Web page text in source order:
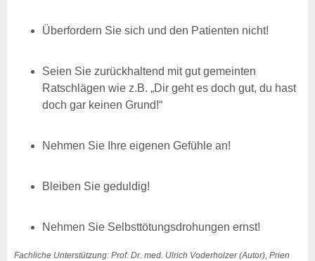
Überfordern Sie sich und den Patienten nicht!
Seien Sie zurückhaltend mit gut gemeinten
Ratschlägen wie z.B. „Dir geht es doch gut, du hast
doch gar keinen Grund!“
Nehmen Sie Ihre eigenen Gefühle an!
Bleiben Sie geduldig!
Nehmen Sie Selbsttötungsdrohungen ernst!
Fachliche Unterstützung: Prof. Dr. med. Ulrich Voderholzer (Autor), Prien